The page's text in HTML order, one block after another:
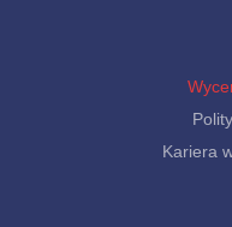
Kariera